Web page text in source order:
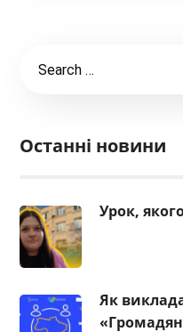
Останні новини
Урок,
Як